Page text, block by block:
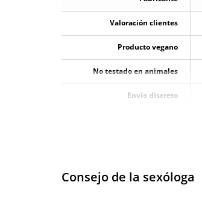
Valoración clientes
Producto vegano
No testado en animales
Envío discreto
Consejo de la sexóloga